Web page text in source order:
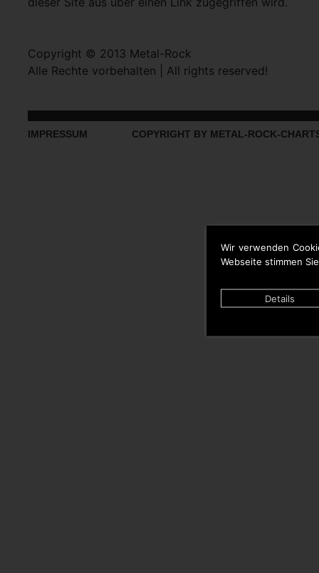
Wir verwenden
Webseite stimmen
Details
Copyright © 2013 Metal-Rock
Alle Rechte vorbehalten | All rights reserved!
IMPRESSUM COPYRIGHT BY METAL-ROCK-